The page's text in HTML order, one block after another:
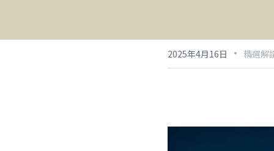
2025年4月16日 · 精選解